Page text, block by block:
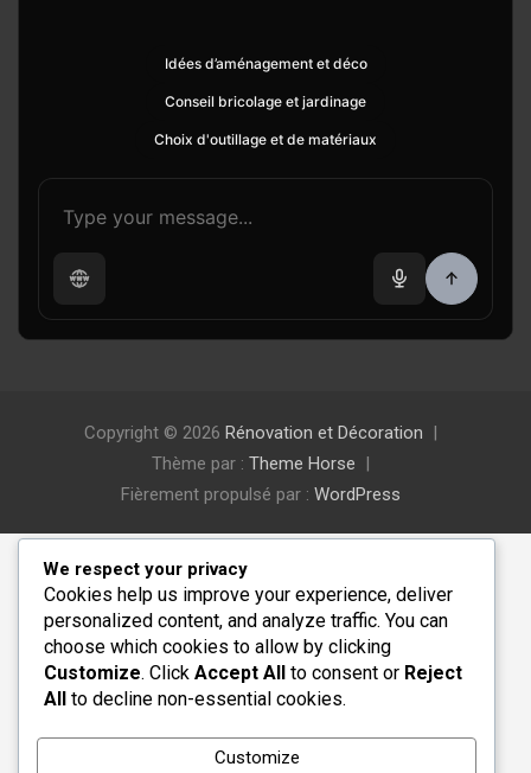
Idées d’aménagement et déco
Conseil bricolage et jardinage
Choix d'outillage et de matériaux
Copyright © 2026 Rénovation et Décoration
Thème par : Theme Horse
Fièrement propulsé par : WordPress
We respect your privacy
Cookies help us improve your experience, deliver
personalized content, and analyze traffic. You can
choose which cookies to allow by clicking
Customize. Click Accept All to consent or Reject
All to decline non-essential cookies.
Customize